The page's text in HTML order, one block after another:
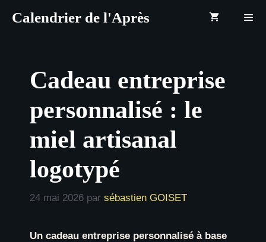
Calendrier de l'Après
Cadeau entreprise
personnalisé : le
miel artisanal
logotypé
24 mai 2026 par sébastien GOISET
Un cadeau entreprise personnalisé à base